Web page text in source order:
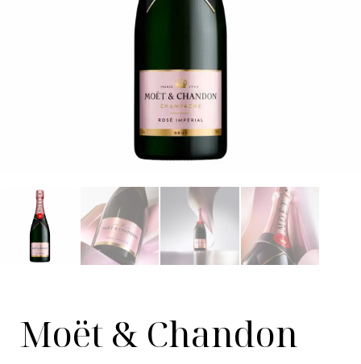
Moët & Chandon